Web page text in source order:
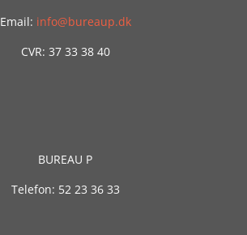
Email: info@bureaup.dk
CVR: 37 33 38 40
BUREAU P
Telefon: 52 23 36 33